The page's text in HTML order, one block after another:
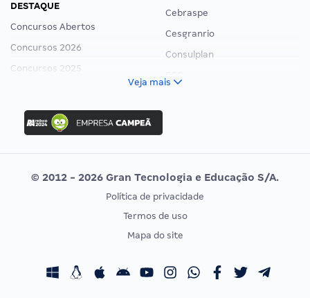
DESTAQUE
Concursos Abertos
Concursos 2026
Concursos 2025
Concurso Ibama
Concurso MPU
Editais publicados
Cebraspe
Cesgranrio
Consulplan
Vunesp
CONCURSOS POR PROFISSÃO
Concursos Fiscais
EXAME DE ORDEM
Calendário OAB
Veja mais
© 2012 - 2026 Gran Tecnologia e Educação S/A.
Política de privacidade
Termos de uso
Mapa do site